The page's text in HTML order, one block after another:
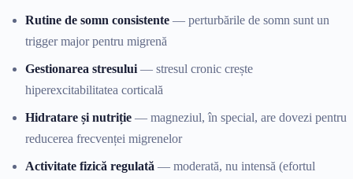
Rutine de somn consistente — perturbările de somn sunt un
trigger major pentru migrenă
Gestionarea stresului — stresul cronic crește
hiperexcitabilitatea corticală
Hidratare și nutriție — magneziul, în special, are dovezi pentru
reducerea frecvenței migrenelor
Activitate fizică regulată — moderată, nu intensă (efortul